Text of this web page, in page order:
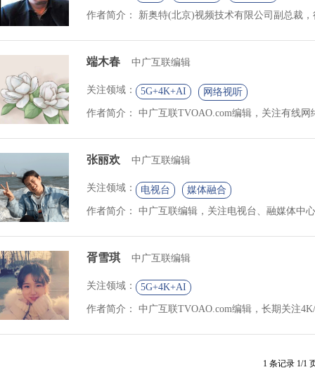
作者简介： 新奥特(北京)视频技术有限公司副总裁
端木春 中广互联编辑
关注领域： 5G+4K+AI
网络视听
作者简介： 中广互联TVOAO.com编辑，关注有线网
张丽欢 中广互联编辑
关注领域： 电视台
媒体融合
作者简介： 中广互联编辑，关注电视台、融媒体中
胥雪琪 中广互联编辑
关注领域： 5G+4K+AI
作者简介： 中广互联TVOAO.com编辑，长期关注
1 条记录 1/1